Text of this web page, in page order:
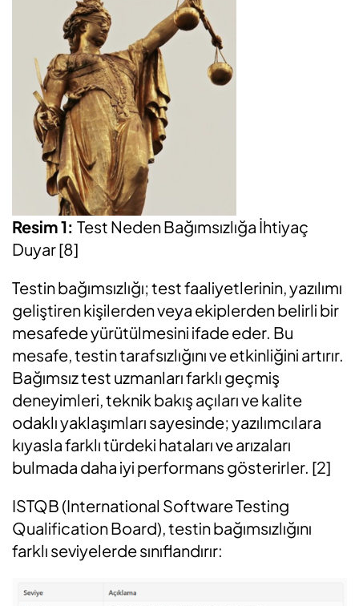
Resim 1: Test Neden Bağımsızlığa İhtiyaç
Duyar [8]
Testin bağımsızlığı; test faaliyetlerinin, yazılımı
geliştiren kişilerden veya ekiplerden belirli bir
mesafede yürütülmesini ifade eder. Bu
mesafe, testin tarafsızlığını ve etkinliğini artırır.
Bağımsız test uzmanları farklı geçmiş
deneyimleri, teknik bakış açıları ve kalite
odaklı yaklaşımları sayesinde; yazılımcılara
kıyasla farklı türdeki hataları ve arızaları
bulmada daha iyi performans gösterirler. [2]
ISTQB (International Software Testing
Qualification Board), testin bağımsızlığını
farklı seviyelerde sınıflandırır: